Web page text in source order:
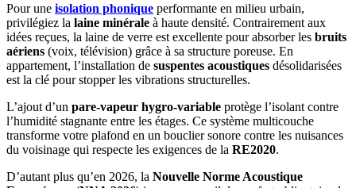
Pour une isolation phonique performante en milieu urbain,
privilégiez la laine minérale à haute densité. Contrairement aux
idées reçues, la laine de verre est excellente pour absorber les bruits
aériens (voix, télévision) grâce à sa structure poreuse. En
appartement, l’installation de suspentes acoustiques désolidarisées
est la clé pour stopper les vibrations structurelles.
L’ajout d’un pare-vapeur hygro-variable protège l’isolant contre
l’humidité stagnante entre les étages. Ce système multicouche
transforme votre plafond en un bouclier sonore contre les nuisances
du voisinage qui respecte les exigences de la RE2020.
D’autant plus qu’en 2026, la Nouvelle Norme Acoustique